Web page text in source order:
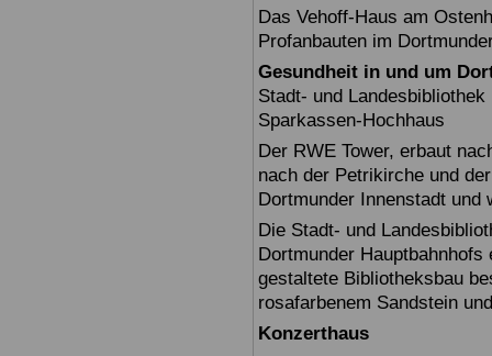
Das Vehoff-Haus am
Profanbauten im
Gesundheit in und um
Stadt- und
Sparkassen-Hochhaus
Der RWE Tower, erbaut
nach der Petrikirche und
Dortmunder Innenstadt und
Die Stadt- und
Dortmunder
gestaltete Bibliotheksbau
rosafarbenem Sandstein
Konzerthaus